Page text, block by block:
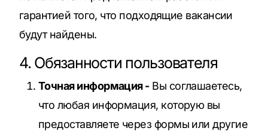
гарантией того, что подходящие вакансии
будут найдены.
4. Обязанности пользователя
Точная информация -Вы соглашаетесь,
что любая информация, которую вы
предоставляете через формы или другие